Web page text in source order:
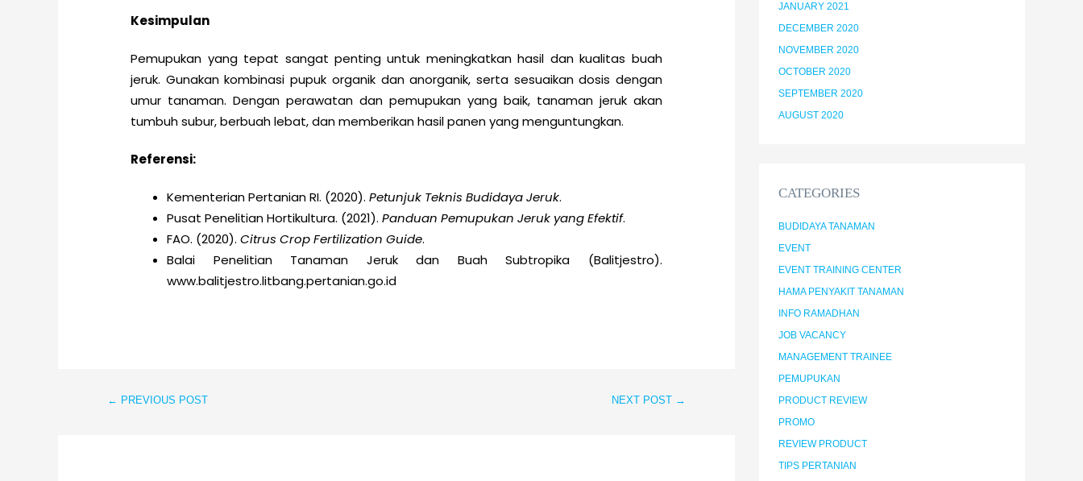
Kesimpulan
Pemupukan yang tepat sangat penting untuk meningkatkan hasil dan kualitas buah
jeruk. Gunakan kombinasi pupuk organik dan anorganik, serta sesuaikan dosis dengan
umur tanaman. Dengan perawatan dan pemupukan yang baik, tanaman jeruk akan
tumbuh subur, berbuah lebat, dan memberikan hasil panen yang menguntungkan.
Referensi:
Kementerian Pertanian RI. (2020).Petunjuk Teknis Budidaya Jeruk.
Pusat Penelitian Hortikultura. (2021).Panduan Pemupukan Jeruk yang Efektif.
FAO. (2020).Citrus Crop Fertilization Guide.
Balai Penelitian Tanaman Jeruk dan Buah Subtropika (Balitjestro).
www.balitjestro.litbang.pertanian.go.id
← PREVIOUS POST NEXT POST →
JANUARY 2021
DECEMBER 2020
NOVEMBER 2020
OCTOBER 2020
SEPTEMBER 2020
AUGUST 2020
CATEGORIES
BUDIDAYA TANAMAN
EVENT
EVENT TRAINING CENTER
HAMA PENYAKIT TANAMAN
INFO RAMADHAN
JOB VACANCY
MANAGEMENT TRAINEE
PEMUPUKAN
PRODUCT REVIEW
PROMO
REVIEW PRODUCT
TIPS PERTANIAN